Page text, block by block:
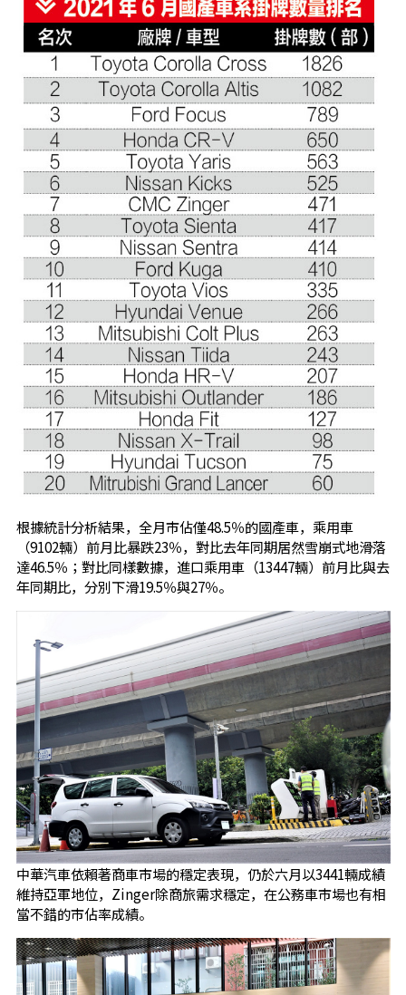
根據統計分析結果，全月市佔僅48.5％的國產車，乘用車
（9102輛）前月比暴跌23％，對比去年同期居然雪崩式地滑落
達46.5％；對比同樣數據，進口乘用車（13447輛）前月比與去
年同期比，分別下滑19.5％與27％。
中華汽車依賴著商車市場的穩定表現，仍於六月以3441輛成績
維持亞軍地位，Zinger除商旅需求穩定，在公務車市場也有相
當不錯的市佔率成績。